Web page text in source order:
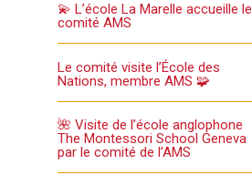
💫 L’école La Marelle accueille le
comité AMS
Le comité visite l’École des
Nations, membre AMS 🧩
🌺 Visite de l’école anglophone
The Montessori School Geneva
par le comité de l’AMS